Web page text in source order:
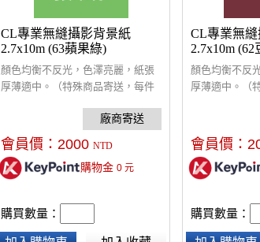
CL專業無縫攝影背景紙
2.7x10m (63蘋果綠)
顏色均衡不反光，色澤亮麗，紙張
厚薄適中。（特殊商品寄送，每件
會員價： 2000 NTD
購物金 0元
購買數量：
CL專業無
2.7x10m (62
顏色均衡不反
厚薄適中。（
會員價：
購買數量：